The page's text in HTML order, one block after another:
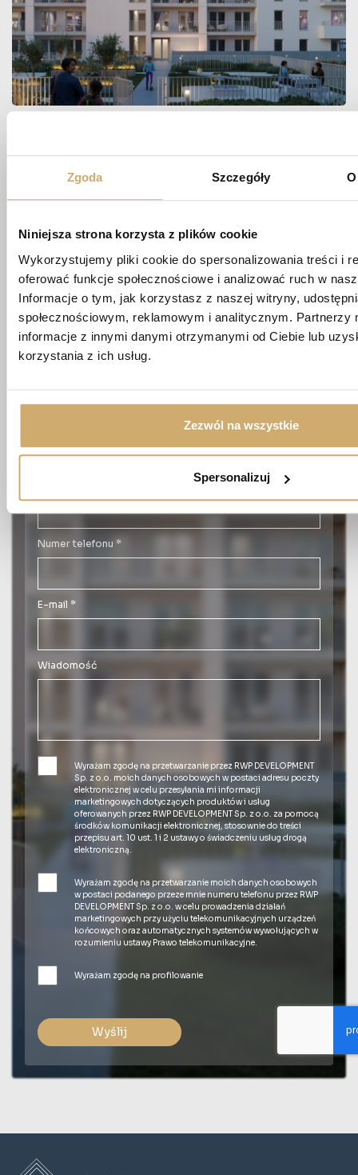
Zgoda Szczegóły
Niniejsza strona korzysta z plików cookie
Wykorzystujemy pliki cookie do spersonalizowania treści i
oferować funkcje społecznościowe i analizować ruch w
Informacje o tym, jak korzystasz z naszej witryny,
społecznościowym, reklamowym i analitycznym. Partnerzy
informacje z innymi danymi otrzymanymi od Ciebie lub
korzystania z ich usług.
Zezwól na wszystkie
Spersonalizuj
O MIESZKANIE
biuro@apartamentypoligonowa.pl
+48 881 737 573
+48 663 689 911
ul. Wędrowna 1/87,
Numer telefonu *
E-mail *
Wiadomość
Wyrażam zgodę na przetwarzanie przez RWP DEVELOPMENT
Sp. z o.o. moich danych osobowych w postaci adresu poczty
elektronicznej w celu przesyłania mi informacji
marketingowych dotyczących produktów i usług
oferowanych przez RWP DEVELOPMENT Sp. z o.o. za pomocą
środków komunikacji elektronicznej, stosownie do treści
przepisu art. 10 ust. 1 i 2 ustawy o świadczeniu usług drogą
elektroniczną.
Wyrażam zgodę na przetwarzanie moich danych osobowych
w postaci podanego przeze mnie numeru telefonu przez RWP
DEVELOPMENT Sp. z o.o. w celu prowadzenia działań
marketingowych przy użyciu telekomunikacyjnych urządzeń
końcowych oraz automatycznych systemów wywołujących w
rozumieniu ustawy Prawo telekomunikacyjne.
Wyrażam zgodę na profilowanie
Wyślij